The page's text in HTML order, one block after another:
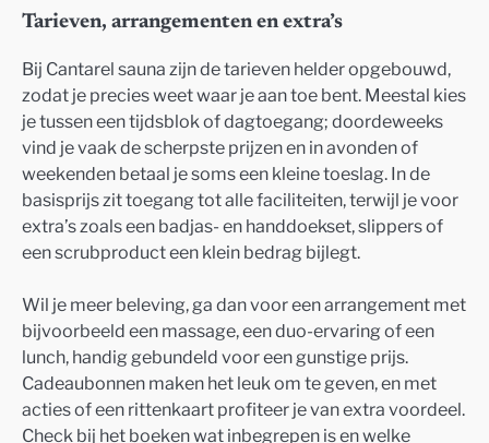
Tarieven, arrangementen en extra’s
Bij Cantarel sauna zijn de tarieven helder opgebouwd,
zodat je precies weet waar je aan toe bent. Meestal kies
je tussen een tijdsblok of dagtoegang; doordeweeks
vind je vaak de scherpste prijzen en in avonden of
weekenden betaal je soms een kleine toeslag. In de
basisprijs zit toegang tot alle faciliteiten, terwijl je voor
extra’s zoals een badjas- en handdoekset, slippers of
een scrubproduct een klein bedrag bijlegt.
Wil je meer beleving, ga dan voor een arrangement met
bijvoorbeeld een massage, een duo-ervaring of een
lunch, handig gebundeld voor een gunstige prijs.
Cadeaubonnen maken het leuk om te geven, en met
acties of een rittenkaart profiteer je van extra voordeel.
Check bij het boeken wat inbegrepen is en welke